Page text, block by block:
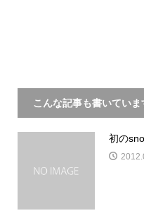
こんな記事も書いていま
初の